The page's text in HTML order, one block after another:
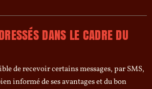
DANS LE CADRE DU
de recevoir certains messages, par SMS,
informé de ses avantages et du bon